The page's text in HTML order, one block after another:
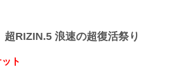
超RIZIN.5 浪速の超復活祭り
ト